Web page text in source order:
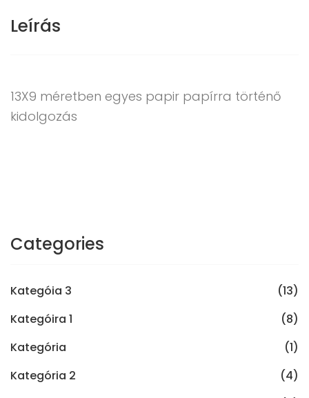
Leírás
13X9 méretben egyes papir papírra történő
kidolgozás
Categories
Kategóia 3
(13)
Kategóira 1
(8)
Kategória
(1)
Kategória 2
(4)